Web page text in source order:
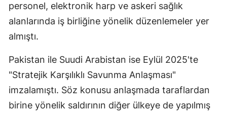
personel, elektronik harp ve askeri sağlık
alanlarında iş birliğine yönelik düzenlemeler yer
almıştı.
Pakistan ile Suudi Arabistan ise Eylül 2025'te
"Stratejik Karşılıklı Savunma Anlaşması"
imzalamıştı. Söz konusu anlaşmada taraflardan
birine yönelik saldırının diğer ülkeye de yapılmış